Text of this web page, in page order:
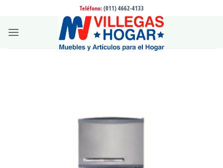
contenido
Teléfono: (011) 4662-4133